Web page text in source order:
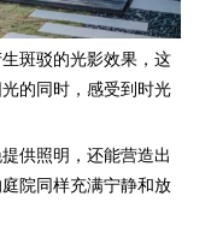
斑驳的光影效果，这
的同时，感受到时光
供照明，还能营造出
院同样充满宁静和放